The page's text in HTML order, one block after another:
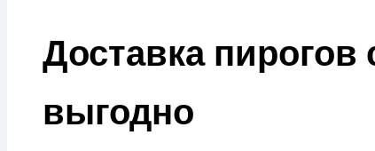
Доставка пирогов
выгодно